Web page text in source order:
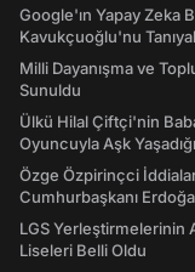
Google'ın Yapay Zeka
Kavukçuoğlu'nu
Milli Dayanışma ve
Sunuldu
Ülkü Hilal Çiftçi'nin
Oyuncuyla Aşk
Özge Özpirinçci
Cumhurbaşkanı
LGS Yerleştirmelerinin
Liseleri Belli Oldu